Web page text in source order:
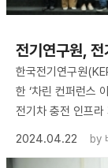
전기연구원,
한국전기연구원
한 ‘차린 컨퍼런스
전기차 충전 인프
2024.04.22
by